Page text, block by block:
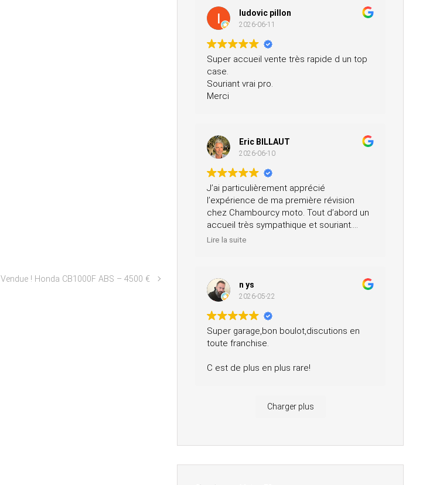
Vendue ! Honda CB1000F ABS – 4500 €
ludovic pillon
2026-06-11
Super accueil vente très rapide d un top
case.
Souriant vrai pro.
Merci
Eric BILLAUT
2026-06-10
J’ai particulièrement apprécié
l’expérience de ma première révision
chez Chambourcy moto. Tout d’abord un
accueil très sympathique et souriant.
Ensuite, ils m’ont prêté une moto pendant
%.
Lire la suite
n ys
2026-05-22
Super garage,bon boulot,discutions en
toute franchise.
C est de plus en plus rare!
Charger plus